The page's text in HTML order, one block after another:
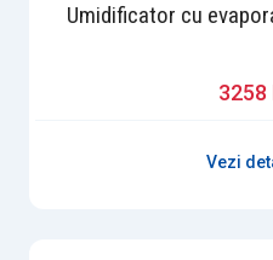
Umidificator cu
3258
Vezi